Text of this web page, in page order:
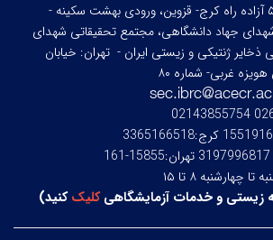
کرج: کیلومتر ۵ آزاده راه کرج- قزوین، ورودی بهشت سکینه -
شهدای جهاد دانشگاهی، مجتمع تحقیقاتی شهدای
ذخایر ژنتیکی و زیستی ایران - تهران: خیابان
غربی- شماره ۸۰
تا چهارشنبه ۸ تا ۱۵
زیستی و خدمات آزمایشگاهیکلیککنید)